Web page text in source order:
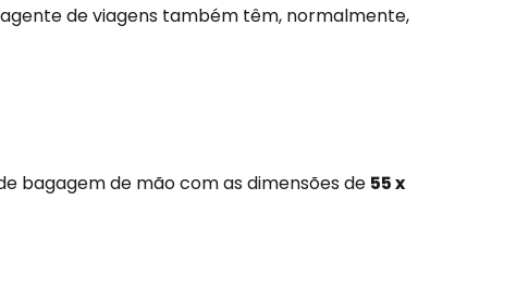
de viagens também têm, normalmente,
bagagem de mão com as dimensões de 55 x